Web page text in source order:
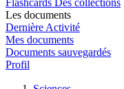
Flashcards Des collections
Les documents
Dernière Activité
Mes documents
Documents sauvegardés
Profil